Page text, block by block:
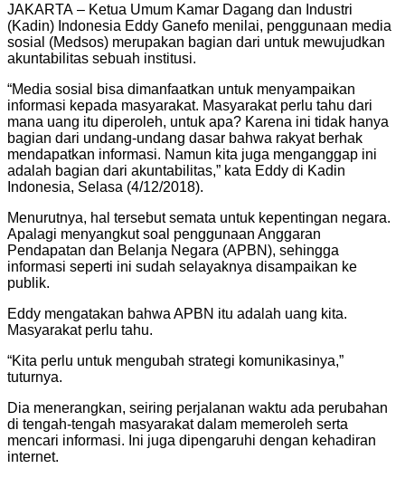
JAKARTA – Ketua Umum Kamar Dagang dan Industri
(Kadin) Indonesia Eddy Ganefo menilai, penggunaan media
sosial (Medsos) merupakan bagian dari untuk mewujudkan
akuntabilitas sebuah institusi.
“Media sosial bisa dimanfaatkan untuk menyampaikan
informasi kepada masyarakat. Masyarakat perlu tahu dari
mana uang itu diperoleh, untuk apa? Karena ini tidak hanya
bagian dari undang-undang dasar bahwa rakyat berhak
mendapatkan informasi. Namun kita juga menganggap ini
adalah bagian dari akuntabilitas,” kata Eddy di Kadin
Indonesia, Selasa (4/12/2018).
Menurutnya, hal tersebut semata untuk kepentingan negara.
Apalagi menyangkut soal penggunaan Anggaran
Pendapatan dan Belanja Negara (APBN), sehingga
informasi seperti ini sudah selayaknya disampaikan ke
publik.
Eddy mengatakan bahwa APBN itu adalah uang kita.
Masyarakat perlu tahu.
“Kita perlu untuk mengubah strategi komunikasinya,”
tuturnya.
Dia menerangkan, seiring perjalanan waktu ada perubahan
di tengah-tengah masyarakat dalam memeroleh serta
mencari informasi. Ini juga dipengaruhi dengan kehadiran
internet.